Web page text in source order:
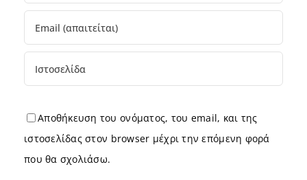
Αποθήκευση του ονόματος, του email, και της
ιστοσελίδας στον browser μέχρι την επόμενη φορά
που θα σχολιάσω.